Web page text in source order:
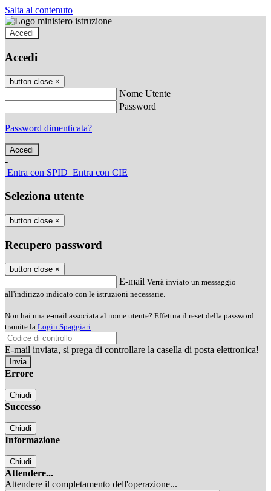
Salta al contenuto
Accedi
Accedi
button close ×
Nome Utente
Password
Password dimenticata?
-
Entra con SPID Entra con CIE
Seleziona utente
button close ×
Recupero password
button close ×
E-mail Verrà inviato un messaggio
all'indirizzo indicato con le istruzioni necessarie.
Non hai una e-mail associata al nome utente? Effettua il reset della password
tramite la Login Spaggiari
E-mail inviata, si prega di controllare la casella di posta elettronica!
Errore
Chiudi
Successo
Chiudi
Informazione
Chiudi
Attendere...
Attendere il completamento dell'operazione...